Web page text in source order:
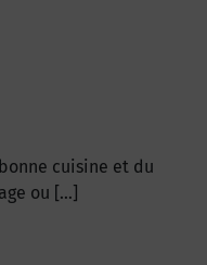
cuisine et du
ou […]